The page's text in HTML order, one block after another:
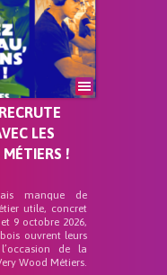
LES
MÉTIERS !
manque de
utile, concret
9 octobre 2026,
ouvrent leurs
de la
Wood Métiers.